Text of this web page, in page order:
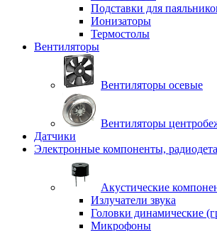
Подставки для
Ионизаторы
Термостолы
Вентиляторы
Вентиляторы осевые
Вентиляторы
Датчики
Электронные компоненты,
Акустические
Излучатели звука
Головки динамические
Микрофоны